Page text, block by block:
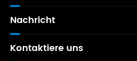
Nachricht
Kontaktiere uns